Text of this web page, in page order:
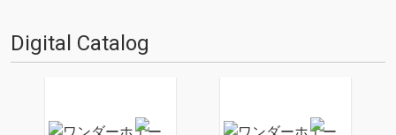
Digital Catalog